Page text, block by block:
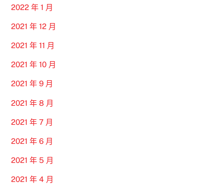
2022 年 1 月
2021 年 12 月
2021 年 11 月
2021 年 10 月
2021 年 9 月
2021 年 8 月
2021 年 7 月
2021 年 6 月
2021 年 5 月
2021 年 4 月